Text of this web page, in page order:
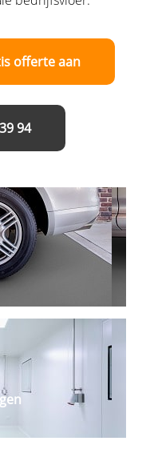
offerte aan
94